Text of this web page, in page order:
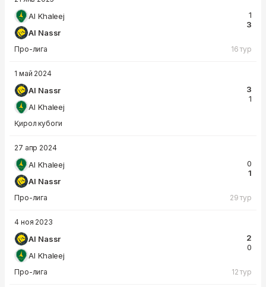
Al Khaleej
Al Nassr
1
3
Про-лига 16 тур
1 май 2024
Al Nassr
Al Khaleej
3
1
Қирол кубоги
27 апр 2024
Al Khaleej
Al Nassr
0
1
Про-лига 29 тур
4 ноя 2023
Al Nassr
Al Khaleej
2
0
Про-лига 12 тур